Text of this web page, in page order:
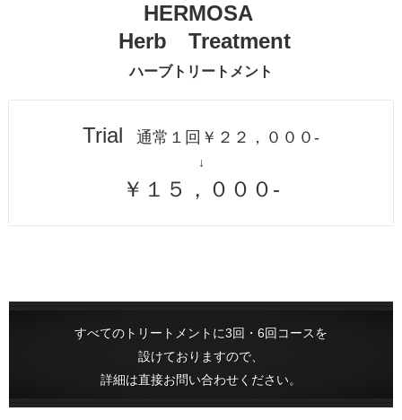
HERMOSA
Herb Treatment
ハーブトリートメント
Trial 通常１回￥２２，０００-
↓
￥１５，０００-
すべてのトリートメントに3回・6回コースを
設けておりますので、
詳細は直接お問い合わせください。